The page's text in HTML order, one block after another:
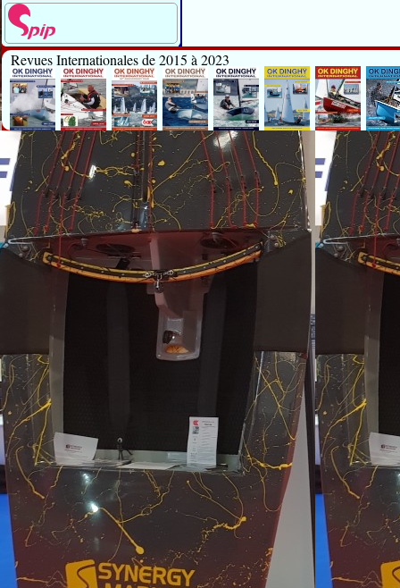
Revues Internationales de 2015 à 2023